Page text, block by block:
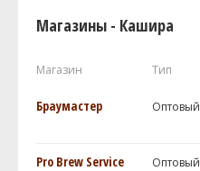
Магазины - Кашира
Магазин Тип
Браумастер Оптовый
Pro Brew Service Оптовый